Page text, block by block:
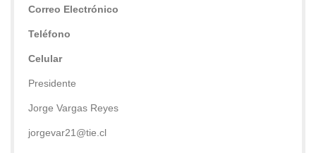
Correo Electrónico
Teléfono
Celular
Presidente
Jorge Vargas Reyes
jorgevar21@tie.cl